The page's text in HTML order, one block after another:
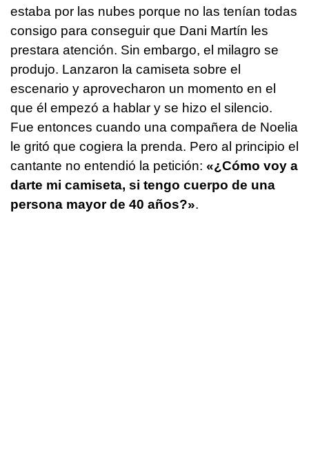
estaba por las nubes porque no las tenían todas
consigo para conseguir que Dani Martín les
prestara atención. Sin embargo, el milagro se
produjo. Lanzaron la camiseta sobre el
escenario y aprovecharon un momento en el
que él empezó a hablar y se hizo el silencio.
Fue entonces cuando una compañera de Noelia
le gritó que cogiera la prenda. Pero al principio el
cantante no entendió la petición: «¿Cómo voy a
darte mi camiseta, si tengo cuerpo de una
persona mayor de 40 años?».